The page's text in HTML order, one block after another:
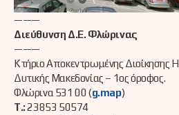
———
Διεύθυνση Δ.Ε. Φλώρινας
———
Κτήριο Αποκεντρωμένης Διοίκησης
Δυτικής Μακεδονίας – 1ος όροφος.
Φλώρινα 531 00 (g.map)
Τ.:23853 50574